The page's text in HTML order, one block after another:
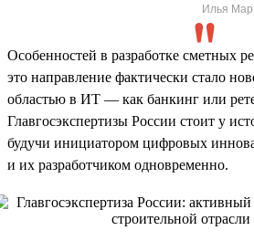
Илья
Особенностей в разработке сметных
это направление фактически стало
областью в ИТ — как банкинг или
Главгосэкспертизы России стоит у
будучи инициатором цифровых
и их разработчиком одновременно.